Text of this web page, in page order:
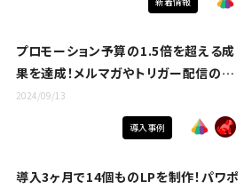
プロモーション予算の1.5倍を超える成
果を達成！メルマガやトリガー配信の活
用により顧客接点が大幅増加｜株式会
2024/09/13
導入事例
導入3ヶ月で14個ものLPを制作！パワポ